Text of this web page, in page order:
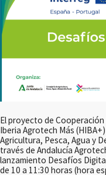
El proyecto de
Iberia Agrotech Más
Agricultura, Pesca, Agua y
través de Andalucía
lanzamiento Desafíos
de 10 a 11:30 horas (hora